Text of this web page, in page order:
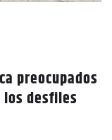
preocupados
desfiles